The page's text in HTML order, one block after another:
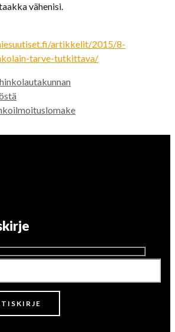
vähenisi.
artikkelit/2015/8-
tarve-tutkittava/